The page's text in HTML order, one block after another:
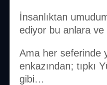
İletişim
İnsanlıktan
ediyor bu anlara ve
Ama her seferinde
enkazından; tıpkı
gibi…